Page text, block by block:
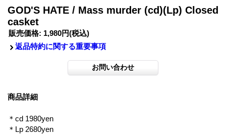
GOD'S HATE / Mass murder (cd)(Lp) Closed
casket
販売価格: 1,980円(税込)
返品特約に関する重要事項
商品詳細
＊cd 1980yen
＊Lp 2680yen